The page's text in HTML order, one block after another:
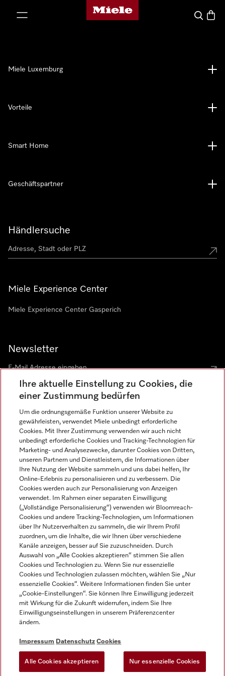
Miele-Homepage
Suche
Händlersuche
Miele Experience Center
Miele Experience Center Gasperich
Newsletter
Sprache
DEUTSCH
Miele Luxemburg
Vorteile
Smart Home
Geschäftspartner
Impressum
AGB
Datenschutz
Nutzungsbedingungen
Gesetzen über digitale Dienste
Cookie-Einstellungen
Miele auf Instagram
Miele auf Youtube
Ihre aktuelle Einstellung zu Cookies, die
einer Zustimmung bedürfen
Um die ordnungsgemäße Funktion unserer Website zu
gewährleisten, verwendet Miele unbedingt erforderliche
Cookies. Mit Ihrer Zustimmung verwenden wir auch nicht
unbedingt erforderliche Cookies und Tracking-Technologien für
Marketing- und Analysezwecke, darunter Cookies von Dritten,
unseren Partnern und Dienstleistern, die Informationen über
Ihre Nutzung der Website sammeln und uns dabei helfen, Ihr
Online-Erlebnis zu personalisieren und zu verbessern. Die
Cookies werden auch zur Personalisierung von Anzeigen
verwendet. Im Rahmen einer separaten Einwilligung
(„Vollständige Personalisierung“) verwenden wir Bloomreach-
Cookies und andere Tracking-Technologien, um Informationen
über Ihr Nutzerverhalten zu sammeln, die wir Ihrem Profil
zuordnen, um die Inhalte, die wir Ihnen über verschiedene
Kanäle anzeigen, besser auf Sie zuzuschneiden. Durch
Auswahl von „Alle Cookies akzeptieren“ stimmen Sie allen
Cookies und Technologien zu. Wenn Sie nur essenzielle
Cookies und Technologien zulassen möchten, wählen Sie „Nur
essenzielle Cookies“. Weitere Informationen finden Sie unter
„Cookie-Einstellungen“. Sie können Ihre Einwilligung jederzeit
mit Wirkung für die Zukunft widerrufen, indem Sie Ihre
Einwilligungseinstellungen in unserem Präferenzcenter
ändern.
Impressum Datenschutz Cookies
Alle Cookies akzeptieren Nur essenzielle Cookies